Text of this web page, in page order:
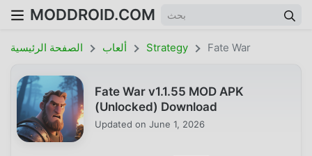
MODDROID.COM
الصفحة الرئيسية ألعاب Strategy Fate War
Fate War v1.1.55 MOD APK
(Unlocked) Download
Updated on June 1, 2026